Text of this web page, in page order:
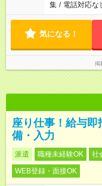
集 / 電話対応な
気になる！
掲
座り仕事！給与
備・入力
派遣 職種未経験OK 社
WEB登録・面接OK